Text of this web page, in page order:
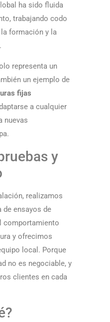
ha sido fluida
trabajando codo
formación y la
representa un
un ejemplo de
fijas
a cualquier
nuevas
y
realizamos
de ensayos de
comportamiento
y ofrecimos
local. Porque
no es negociable, y
clientes en cada